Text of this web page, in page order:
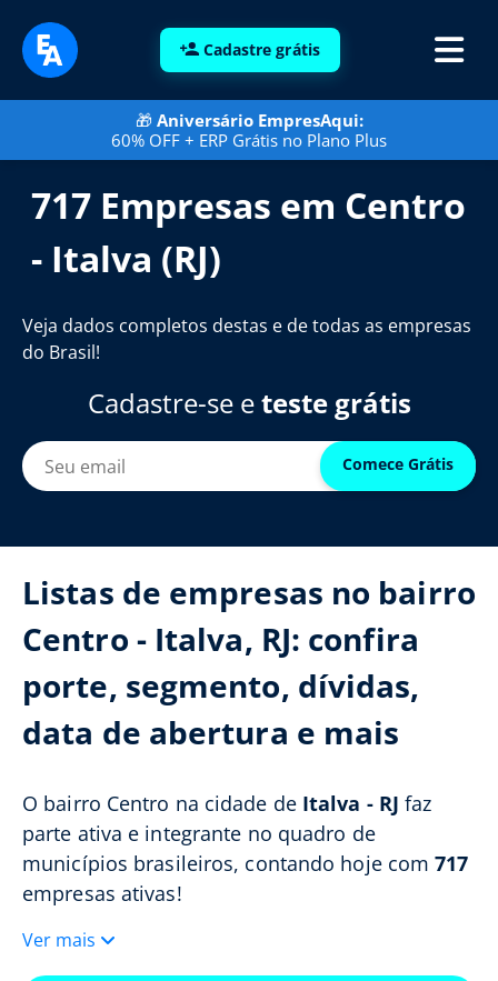
Cadastre grátis
🎁 Aniversário EmpresAqui:
60% OFF + ERP Grátis no Plano Plus
717 Empresas em Centro
- Italva (RJ)
Veja dados completos destas e de todas as empresas
do Brasil!
Cadastre-se eteste grátis
Comece Grátis
Listas de empresas no bairro
Centro - Italva, RJ: confira
porte, segmento, dívidas,
data de abertura e mais
O bairro Centro na cidade de Italva - RJ faz
parte ativa e integrante no quadro de
municípios brasileiros, contando hoje com717
empresas ativas!
Ver mais